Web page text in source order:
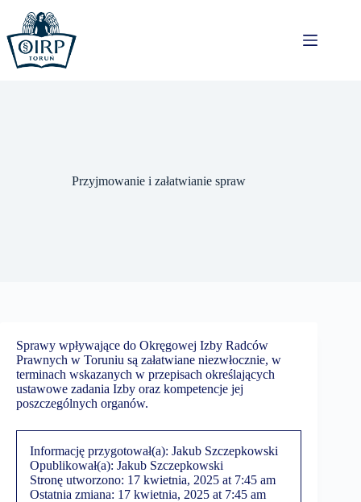
treści
Przyjmowanie i załatwianie spraw
Sprawy wpływające do Okręgowej Izby Radców
Prawnych w Toruniu są załatwiane niezwłocznie, w
terminach wskazanych w przepisach określających
ustawowe zadania Izby oraz kompetencje jej
poszczególnych organów.
Informację przygotował(a): Jakub Szczepkowski
Opublikował(a): Jakub Szczepkowski
Stronę utworzono: 17 kwietnia, 2025 at 7:45 am
Ostatnia zmiana: 17 kwietnia, 2025 at 7:45 am